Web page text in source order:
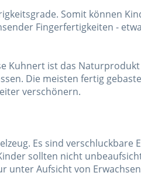
Somit können
Fingerfertigkeiten -
Kuhnert ist das
Die meisten fertig
verschönern.
Es sind
sollten nicht
unter Aufsicht von